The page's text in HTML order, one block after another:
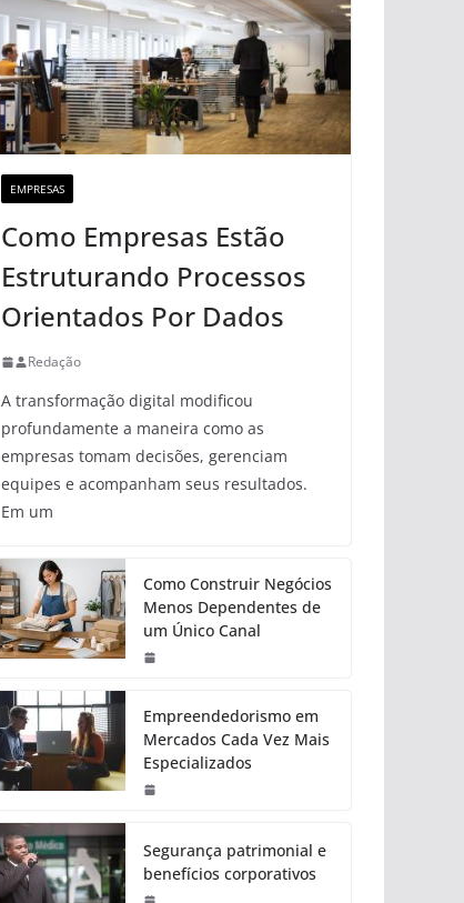
EMPRESAS
Como Empresas Estão
Estruturando Processos
Orientados Por Dados
Redação
A transformação digital modificou
profundamente a maneira como as
empresas tomam decisões, gerenciam
equipes e acompanham seus resultados.
Em um
Como Construir Negócios
Menos Dependentes de
um Único Canal
Empreendedorismo em
Mercados Cada Vez Mais
Especializados
Segurança patrimonial e
benefícios corporativos